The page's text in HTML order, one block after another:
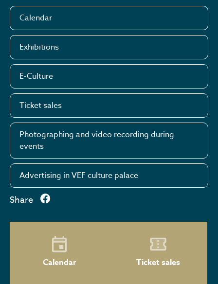
Calendar
Exhibitions
E-Culture
Ticket sales
Photographing and video recording during
events
Advertising in VEF culture palace
Share
Calendar Ticket sales